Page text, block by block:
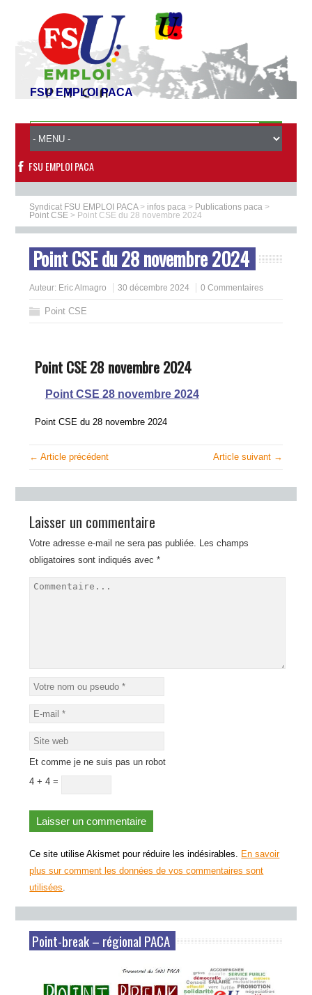
FSU EMPLOI PACA
FSU EMPLOI PACA
Syndicat FSU EMPLOI PACA> infos paca > Publications paca >
Point CSE > Point CSE du 28 novembre 2024
Point CSE du 28 novembre 2024
Auteur: Eric Almagro 30 décembre 2024 0 Commentaires
Point CSE
Point CSE 28 novembre 2024
Point CSE 28 novembre 2024
Point CSE du 28 novembre 2024
← Article précédent Article suivant →
Laisser un commentaire
Votre adresse e-mail ne sera pas publiée. Les champs
obligatoires sont indiqués avec*
Et comme je ne suis pas un robot
4 + 4 =
Ce site utilise Akismet pour réduire les indésirables. En savoir
plus sur comment les données de vos commentaires sont
utilisées.
Point-break – régional PACA